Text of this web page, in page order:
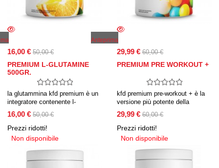
16,00 € 50,00 €
PREMIUM L-GLUTAMINE
500GR.
la glutammina kfd premium è un
integratore contenente l-
glutammina pura.
16,00 € 50,00 €
Prezzi ridotti!
Non disponibile
Anteprima
29,99 € 60,00 €
PREMIUM PRE WORKOUT +
kfd premium pre-workout + è la
versione più potente della
versione classica di kfd per il
prodotto pre-allenamento.
29,99 € 60,00 €
Prezzi ridotti!
Non disponibile